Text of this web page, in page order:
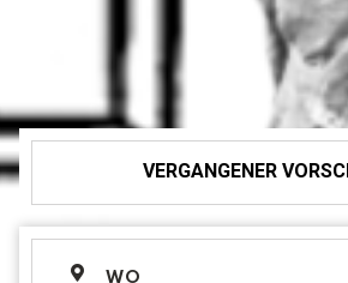
VERGANGENER
WO